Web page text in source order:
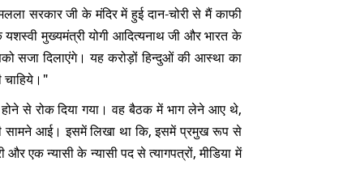
सरकार जी के मंदिर में हुई दान-चोरी से मैं काफी
मुख्यमंत्री योगी आदित्यनाथ जी और भारत के
सजा दिलाएंगे। यह करोड़ों हिन्दु‌ओं की आस्था का
चाहिये।"
से रोक दिया गया। वह बैठक में भाग लेने आए थे,
सामने आई। इसमें लिखा था कि,इसमें प्रमुख रूप से
और एक न्यासी के न्यासी पद से त्यागपत्रों, मीडिया में